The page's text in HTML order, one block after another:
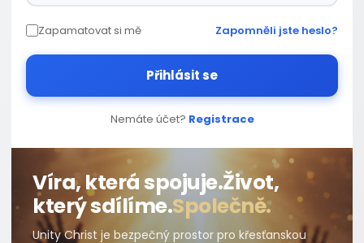
Zapamatovat si mě Zapomněli jste heslo?
Přihlásit se
Nemáte účet? Registrace
Víra, která spojuje.Život,
který sdílíme.Společně.
Unity Christ je bezpečný prostor pro křesťanskou